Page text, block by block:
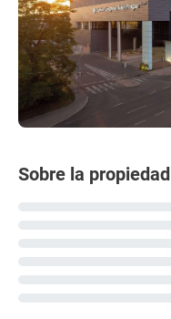
Sobre la propiedad